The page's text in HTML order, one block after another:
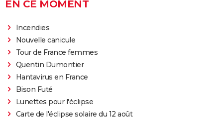
EN CE MOMENT
Incendies
Nouvelle canicule
Tour de France femmes
Quentin Dumontier
Hantavirus en France
Bison Futé
Lunettes pour l'éclipse
Carte de l'éclipse solaire du 12 août